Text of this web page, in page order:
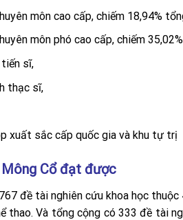
môn cao cấp, chiếm 18,94%
môn phó cao cấp, chiếm
sĩ,
thạc sĩ,
xuất sắc cấp quốc gia và khu tự trị
Cổ đạt được
đề tài nghiên cứu khoa học thuộc
thao. Và tổng cộng có 333 đề tài